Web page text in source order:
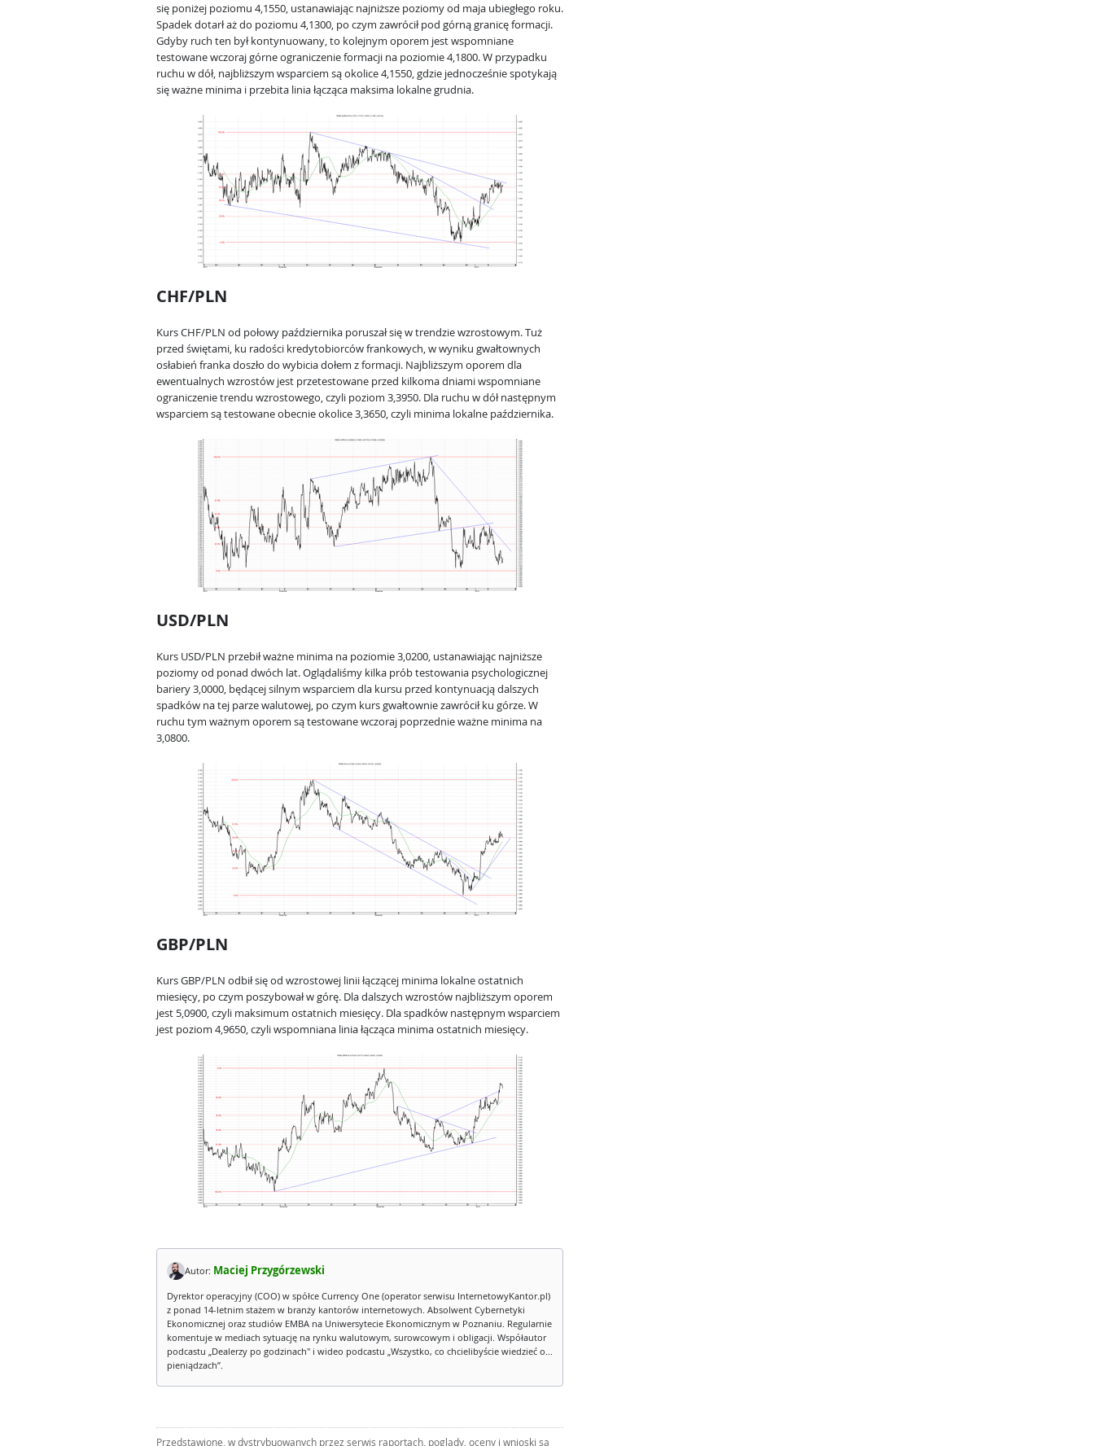
się poniżej poziomu 4,1550, ustanawiając najniższe poziomy od maja ubiegłego roku.
Spadek dotarł aż do poziomu 4,1300, po czym zawrócił pod górną granicę formacji.
Gdyby ruch ten był kontynuowany, to kolejnym oporem jest wspomniane
testowane wczoraj górne ograniczenie formacji na poziomie 4,1800. W przypadku
ruchu w dół, najbliższym wsparciem są okolice 4,1550, gdzie jednocześnie spotykają
się ważne minima i przebita linia łącząca maksima lokalne grudnia.
CHF/PLN
Kurs CHF/PLN od połowy października poruszał się w trendzie wzrostowym. Tuż
przed świętami, ku radości kredytobiorców frankowych, w wyniku gwałtownych
osłabień franka doszło do wybicia dołem z formacji. Najbliższym oporem dla
ewentualnych wzrostów jest przetestowane przed kilkoma dniami wspomniane
ograniczenie trendu wzrostowego, czyli poziom 3,3950. Dla ruchu w dół następnym
wsparciem są testowane obecnie okolice 3,3650, czyli minima lokalne października.
USD/PLN
Kurs USD/PLN przebił ważne minima na poziomie 3,0200, ustanawiając najniższe
poziomy od ponad dwóch lat. Oglądaliśmy kilka prób testowania psychologicznej
bariery 3,0000, będącej silnym wsparciem dla kursu przed kontynuacją dalszych
spadków na tej parze walutowej, po czym kurs gwałtownie zawrócił ku górze. W
ruchu tym ważnym oporem są testowane wczoraj poprzednie ważne minima na
3,0800.
GBP/PLN
Kurs GBP/PLN odbił się od wzrostowej linii łączącej minima lokalne ostatnich
miesięcy, po czym poszybował w górę. Dla dalszych wzrostów najbliższym oporem
jest 5,0900, czyli maksimum ostatnich miesięcy. Dla spadków następnym wsparciem
jest poziom 4,9650, czyli wspomniana linia łącząca minima ostatnich miesięcy.
Autor: Maciej Przygórzewski
Dyrektor operacyjny (COO) w spółce Currency One (operator serwisu InternetowyKantor.pl)
z ponad 14-letnim stażem w branży kantorów internetowych. Absolwent Cybernetyki
Ekonomicznej oraz studiów EMBA na Uniwersytecie Ekonomicznym w Poznaniu. Regularnie
komentuje w mediach sytuację na rynku walutowym, surowcowym i obligacji. Współautor
podcastu „Dealerzy po godzinach" i wideo podcastu „Wszystko, co chcielibyście wiedzieć o...
pieniądzach”.
Przedstawione, w dystrybuowanych przez serwis raportach, poglądy, oceny i wnioski są